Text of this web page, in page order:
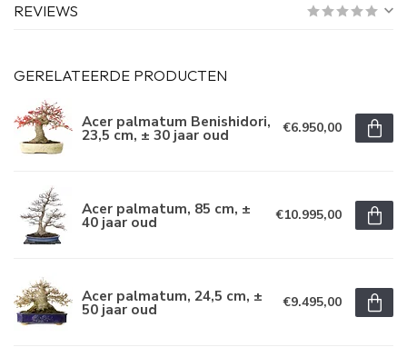
REVIEWS
GERELATEERDE PRODUCTEN
Acer palmatum Benishidori,
23,5 cm, ± 30 jaar oud €6.950,00
Acer palmatum, 85 cm, ±
40 jaar oud €10.995,00
Acer palmatum, 24,5 cm, ±
50 jaar oud €9.495,00